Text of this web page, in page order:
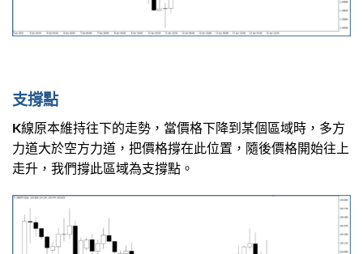
支撐點
K線原本維持往下的走勢，當價格下降到某個區域時，多方
力道大於空方力道，把價格撐在此位置，隨後價格開始往上
走升，我們撐此區域為支撐點。